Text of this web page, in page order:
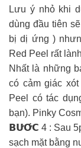
Lưu ý nhỏ khi
dùng đầu tiên
bị dị ứng )
Red Peel rất
Nhất là những
có cảm giác
Peel có tác
bạn). Pinky
𝗕𝗨̛𝗢̛́𝗖 4 : Sau
sạch mặt bằng